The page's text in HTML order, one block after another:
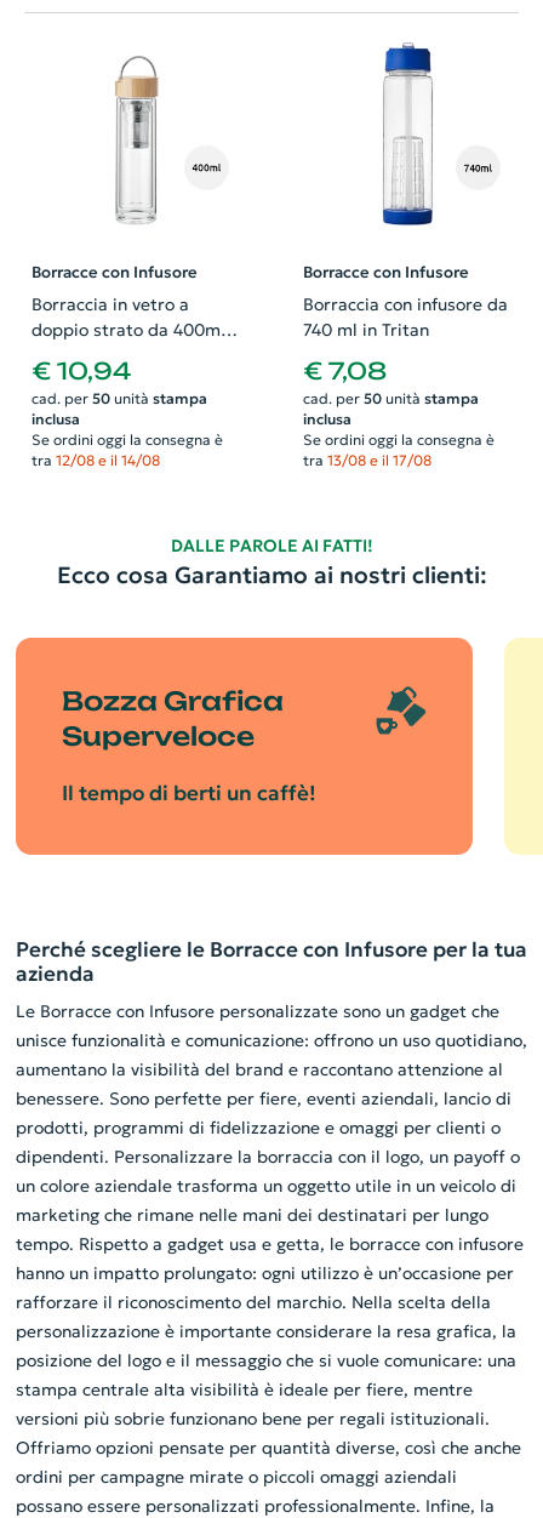
Borracce con Infusore
Borraccia in vetro a
doppio strato da 400ml
infusore tè
€ 10,94
cad. per 50unità stampa
inclusa
Se ordini oggi la consegna è
tra 12/08 e il 14/08
Borracce con Infusore
Borraccia con infusore da
740 ml in Tritan
€ 7,08
cad. per 50unità stampa
inclusa
Se ordini oggi la consegna è
tra 13/08 e il 17/08
DALLE PAROLE AI FATTI!
Ecco cosa Garantiamo ai nostri clienti:
Bozza Grafica
Superveloce
Il tempo di berti un caffè!
Perché scegliere le Borracce con Infusore per la tua
azienda
Le Borracce con Infusore personalizzate sono un gadget che
unisce funzionalità e comunicazione: offrono un uso quotidiano,
aumentano la visibilità del brand e raccontano attenzione al
benessere. Sono perfette per fiere, eventi aziendali, lancio di
prodotti, programmi di fidelizzazione e omaggi per clienti o
dipendenti. Personalizzare la borraccia con il logo, un payoff o
un colore aziendale trasforma un oggetto utile in un veicolo di
marketing che rimane nelle mani dei destinatari per lungo
tempo. Rispetto a gadget usa e getta, le borracce con infusore
hanno un impatto prolungato: ogni utilizzo è un’occasione per
rafforzare il riconoscimento del marchio. Nella scelta della
personalizzazione è importante considerare la resa grafica, la
posizione del logo e il messaggio che si vuole comunicare: una
stampa centrale alta visibilità è ideale per fiere, mentre
versioni più sobrie funzionano bene per regali istituzionali.
Offriamo opzioni pensate per quantità diverse, così che anche
ordini per campagne mirate o piccoli omaggi aziendali
possano essere personalizzati professionalmente. Infine, la